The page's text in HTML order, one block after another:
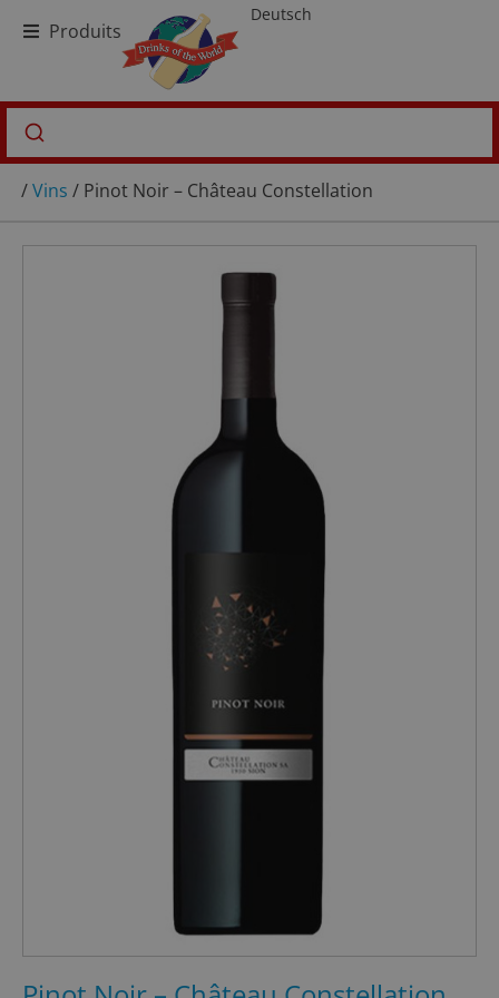
Produits
Deutsch
/Vins / Pinot Noir – Château Constellation